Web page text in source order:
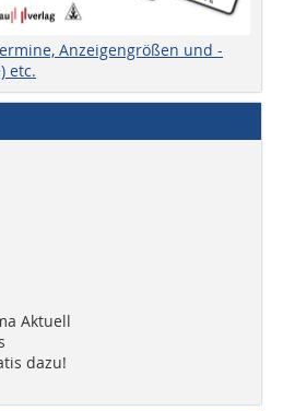
Anzeigengrößen und -
etc.
Aktuell
dazu!